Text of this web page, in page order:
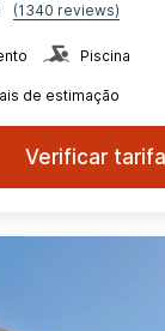
(1340 reviews)
Piscina
de estimação
Verificar